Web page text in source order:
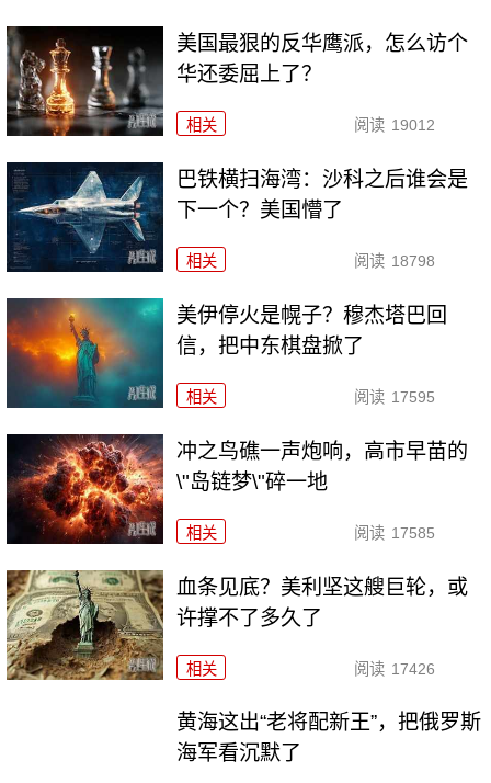
美国最狠的反华鹰派，怎么访个
华还委屈上了？
相关 阅读 19012
巴铁横扫海湾：沙科之后谁会是
下一个？美国懵了
相关 阅读 18798
美伊停火是幌子？穆杰塔巴回
信，把中东棋盘掀了
相关 阅读 17595
冲之鸟礁一声炮响，高市早苗的
\"岛链梦\"碎一地
相关 阅读 17585
血条见底？美利坚这艘巨轮，或
许撑不了多久了
相关 阅读 17426
黄海这出“老将配新王”，把俄罗斯
海军看沉默了